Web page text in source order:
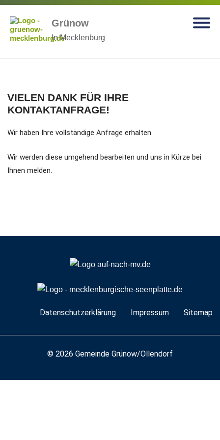
Grünow
In Mecklenburg
VIELEN DANK FÜR IHRE
KONTAKTANFRAGE!
Wir haben Ihre vollständige Anfrage erhalten.
Wir werden diese umgehend bearbeiten und uns in Kürze bei
Ihnen melden.
Navigation
Datenschutzerklärung Impressum Sitemap
© 2026 Gemeinde Grünow/Ollendorf